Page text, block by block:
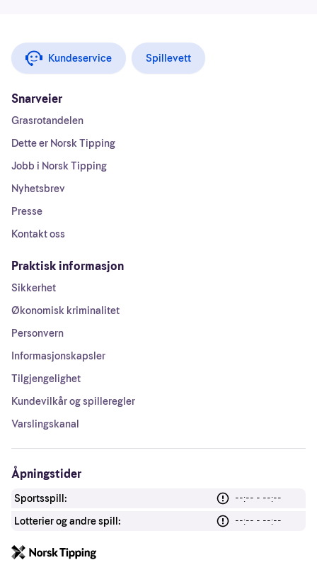
Kundeservice Spillevett
Snarveier
Grasrotandelen
Dette er Norsk Tipping
Jobb i Norsk Tipping
Nyhetsbrev
Presse
Kontakt oss
Praktisk informasjon
Sikkerhet
Økonomisk kriminalitet
Personvern
Informasjonskapsler
Tilgjengelighet
Kundevilkår og spilleregler
Varslingskanal
Åpningstider
Sportsspill:
--:-- - --:--
Lotterier og andre spill:
--:-- - --:--